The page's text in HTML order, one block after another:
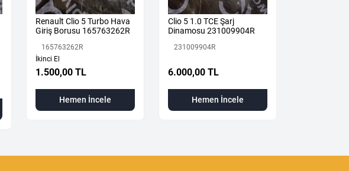
Renault Clio 5 Turbo Hava
Giriş Borusu 165763262R
165763262R
İkinci El
1.500,00 TL
Hemen İncele
Clio 5 1.0 TCE Şarj
Dinamosu 231009904R
231009904R
6.000,00 TL
Hemen İncele